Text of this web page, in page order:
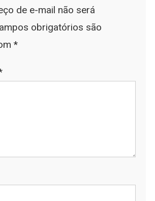
de e-mail não será
obrigatórios são
*